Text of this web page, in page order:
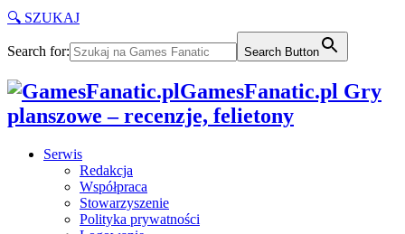
🔍 SZUKAJ
Search for: Search Button
GamesFanatic.pl Gry
planszowe – recenzje, felietony
Serwis
Redakcja
Współpraca
Stowarzyszenie
Polityka prywatności